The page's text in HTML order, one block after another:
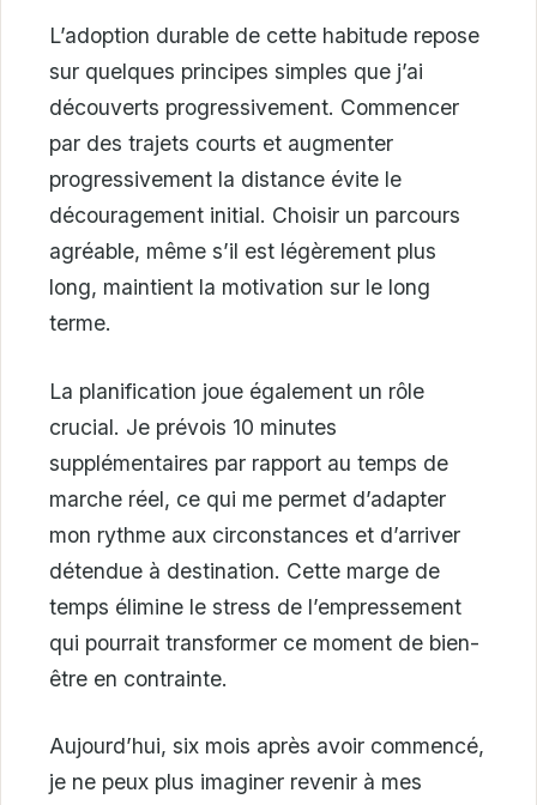
L’adoption durable de cette habitude repose
sur quelques principes simples que j’ai
découverts progressivement. Commencer
par des trajets courts et augmenter
progressivement la distance évite le
découragement initial. Choisir un parcours
agréable, même s’il est légèrement plus
long, maintient la motivation sur le long
terme.
La planification joue également un rôle
crucial. Je prévois 10 minutes
supplémentaires par rapport au temps de
marche réel, ce qui me permet d’adapter
mon rythme aux circonstances et d’arriver
détendue à destination. Cette marge de
temps élimine le stress de l’empressement
qui pourrait transformer ce moment de bien-
être en contrainte.
Aujourd’hui, six mois après avoir commencé,
je ne peux plus imaginer revenir à mes